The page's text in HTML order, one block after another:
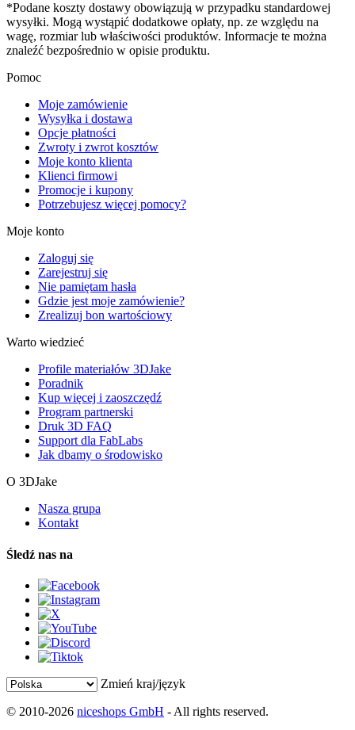
*Podane koszty dostawy obowiązują w przypadku standardowej
wysyłki. Mogą wystąpić dodatkowe opłaty, np. ze względu na
wagę, rozmiar lub właściwości produktów. Informacje te można
znaleźć bezpośrednio w opisie produktu.
Pomoc
Moje zamówienie
Wysyłka i dostawa
Opcje płatności
Zwroty i zwrot kosztów
Moje konto klienta
Klienci firmowi
Promocje i kupony
Potrzebujesz więcej pomocy?
Moje konto
Zaloguj się
Zarejestruj się
Nie pamiętam hasła
Gdzie jest moje zamówienie?
Zrealizuj bon wartościowy
Warto wiedzieć
Profile materiałów 3DJake
Poradnik
Kup więcej i zaoszczędź
Program partnerski
Druk 3D FAQ
Support dla FabLabs
Jak dbamy o środowisko
O 3DJake
Nasza grupa
Kontakt
Śledź nas na
Zmień kraj/język
© 2010-2026 niceshops GmbH - All rights reserved.